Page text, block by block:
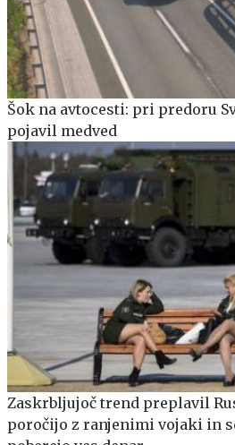
Šok na avtocesti: pri predoru
pojavil medved
Zaskrbljujoč trend preplavil
poročijo z ranjenimi vojaki in